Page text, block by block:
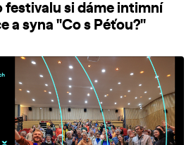
festivalu si dáme intimní
a syna "Co s Péťou?"